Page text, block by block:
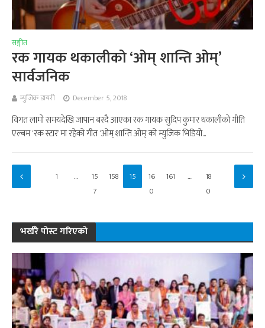
सङ्गीत
रक गायक थकालीको ‘ओम् शान्ति ओम्’
सार्वजनिक
म्युजिक डायरी December 5, 2018
विगत लामो समयदेखि जापान बस्दै आएका रक गायक सुदिप कुमार थकालीको गीति
एल्बम ‘रक स्टार’ मा रहेको गीत ‘ओम् शान्ति ओम्’ को म्युजिक भिडियो...
1 …
15
7
158
15
9
16
0
161 …
18
0
भर्खरै पोस्ट गरिएको